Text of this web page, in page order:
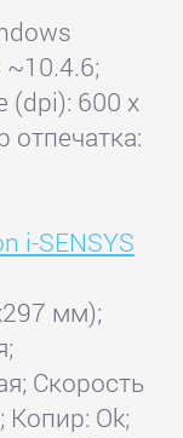
(dpi): 600 x
i-SENSYS
мм);
Скорость
Ok;